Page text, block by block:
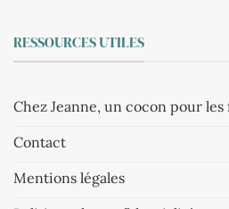
RESSOURCES UTILES
Chez Jeanne, un cocon pour les
Contact
Mentions légales